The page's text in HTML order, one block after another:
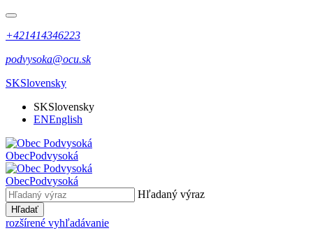
+421414346223
podvysoka@ocu.sk
SKSlovensky
SKSlovensky
ENEnglish
ObecPodvysoká
ObecPodvysoká
Hľadaný výraz
Hľadať
rozšírené vyhľadávanie